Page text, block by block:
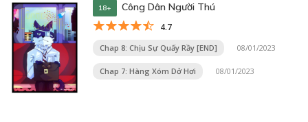
18+ Công Dân Người Thú
4.7
Chap 8: Chịu Sự Quấy Rầy [END] 08/01/2023
Chap 7: Hàng Xóm Dở Hơi 08/01/2023